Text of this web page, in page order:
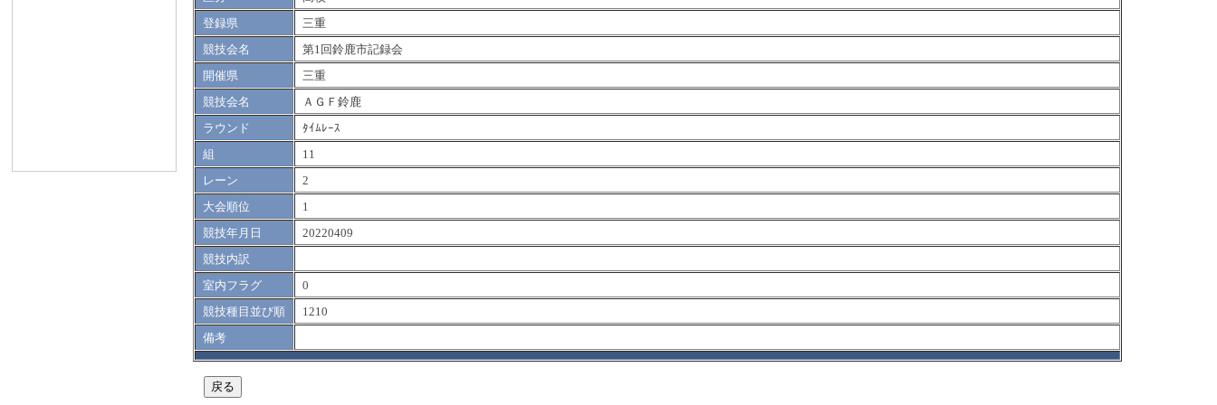
登録県
三重
競技会名
第1回鈴鹿市記録会
開催県
三重
競技会名
ＡＧＦ鈴鹿
ラウンド
ﾀｲﾑﾚｰｽ
組
11
レーン
2
大会順位
1
競技年月日
20220409
競技内訳
室内フラグ
0
競技種目並び順
1210
備考